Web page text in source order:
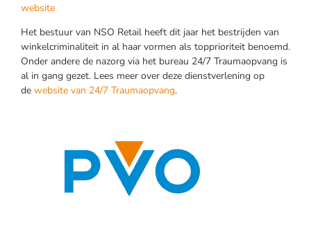
website
Het bestuur van NSO Retail heeft dit jaar het bestrijden van
winkelcriminaliteit in al haar vormen als topprioriteit benoemd.
Onder andere de nazorg via het bureau 24/7 Traumaopvang is
al in gang gezet. Lees meer over deze dienstverlening op
de website van 24/7 Traumaopvang.